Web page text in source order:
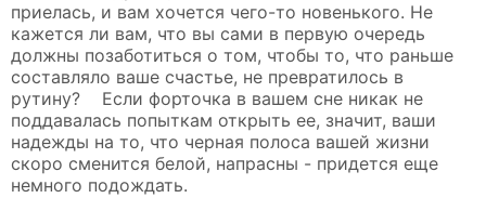
приелась, и вам хочется чего-то новенького. Не
кажется ли вам, что вы сами в первую очередь
должны позаботиться о том, чтобы то, что раньше
составляло ваше счастье, не превратилось в
рутину? Если форточка в вашем сне никак не
поддавалась попыткам открыть ее, значит, ваши
надежды на то, что черная полоса вашей жизни
скоро сменится белой, напрасны - придется еще
немного подождать.